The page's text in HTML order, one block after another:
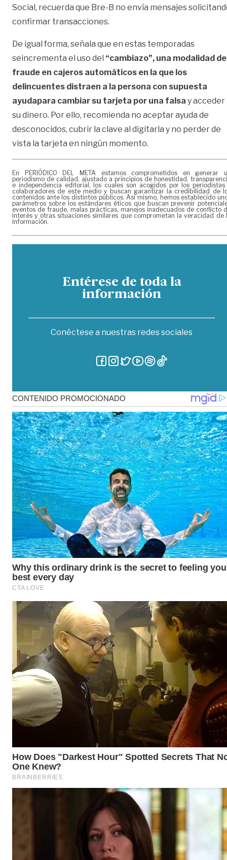
Social, recuerda que Bre-B no envía mensajes
confirmar transacciones.
De igual forma, señala que en estas temporadas
seincrementa el uso del “cambiazo”, una modalidad de
fraude en cajeros automáticos en la que los
delincuentes distraen a la persona con supuesta
ayudapara cambiar su tarjeta por una falsa y acceder
su dinero. Por ello, recomienda no aceptar ayuda de
desconocidos, cubrir la clave al digitarla y no perder de
vista la tarjeta en ningún momento.
En PERIÓDICO DEL META estamos comprometidos en generar
periodismo de calidad, ajustado a principios de honestidad,
e independencia editorial, los cuales son acogidos por los periodistas
colaboradores de este medio y buscan garantizar la credibilidad de
contenidos ante los distintos públicos. Así mismo, hemos establecido
parámetros sobre los estándares éticos que buscan prevenir
eventos de fraude, malas prácticas, manejos inadecuados de conflicto
interés y otras situaciones similares que comprometan la veracidad de
información.
Entérese de toda la
información
Conéctese a nuestras redes sociales